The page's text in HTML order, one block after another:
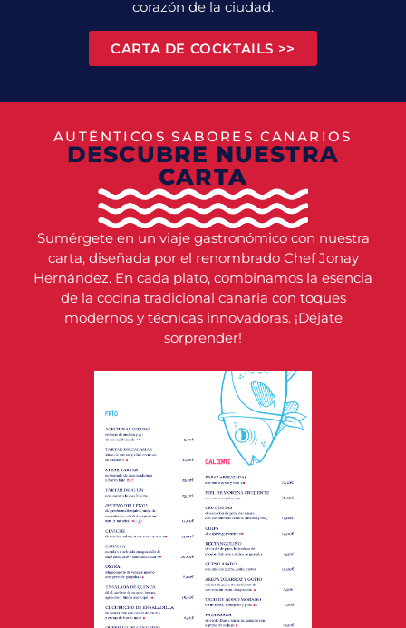
corazón de la ciudad.
CARTA DE COCKTAILS >>
AUTÉNTICOS SABORES CANARIOS
DESCUBRE NUESTRA
CARTA
Sumérgete en un viaje gastronómico con nuestra
carta, diseñada por el renombrado Chef Jonay
Hernández. En cada plato, combinamos la esencia
de la cocina tradicional canaria con toques
modernos y técnicas innovadoras. ¡Déjate
sorprender!